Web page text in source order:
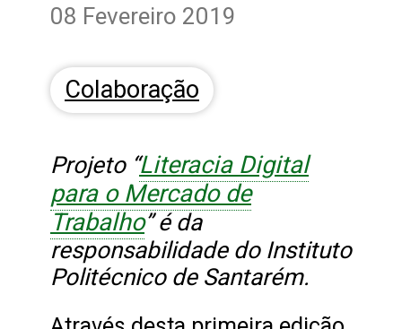
08 Fevereiro 2019
Colaboração
Projeto “Literacia Digital
para o Mercado de
Trabalho”é da
responsabilidade do Instituto
Politécnico de Santarém.